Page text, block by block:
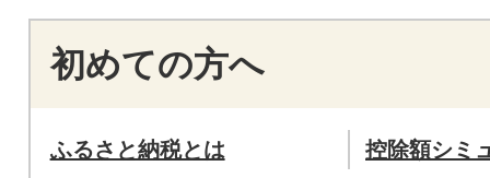
初めての方へ
ふるさと納税とは 控除額シミ